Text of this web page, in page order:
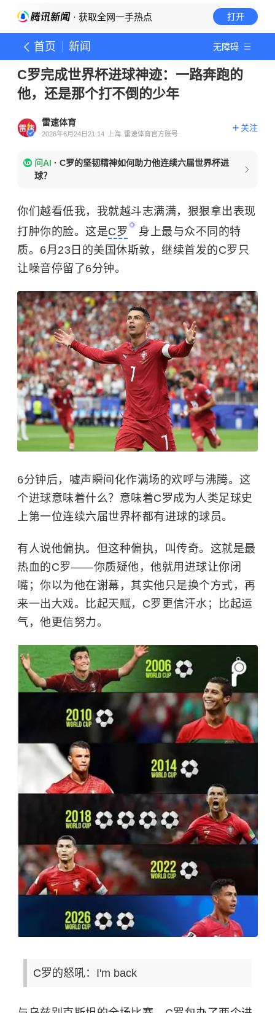
· 获取全网一手热点 打开
首页 新闻 无障碍
C罗完成世界杯进球神迹：一路奔跑的
他，还是那个打不倒的少年
雷速体育
2026年6月24日21:14 上海 雷速体育官方账号
关注
问AI · C罗的坚韧精神如何助力他连续六届世界杯进
球？
你们越看低我，我就越斗志满满，狠狠拿出表现
打肿你的脸。这是C罗
身上最与众不同的特
质。6月23日的美国休斯敦，继续首发的C罗只
让噪音停留了6分钟。
6分钟后，嘘声瞬间化作满场的欢呼与沸腾。这
个进球意味着什么？意味着C罗成为人类足球史
上第一位连续六届世界杯都有进球的球员。
有人说他偏执。但这种偏执，叫传奇。这就是最
热血的C罗——你质疑他，他就用进球让你闭
嘴；你以为他在谢幕，其实他只是换个方式，再
来一出大戏。比起天赋，C罗更信汗水；比起运
气，他更信努力。
C罗的怒吼：I'm back